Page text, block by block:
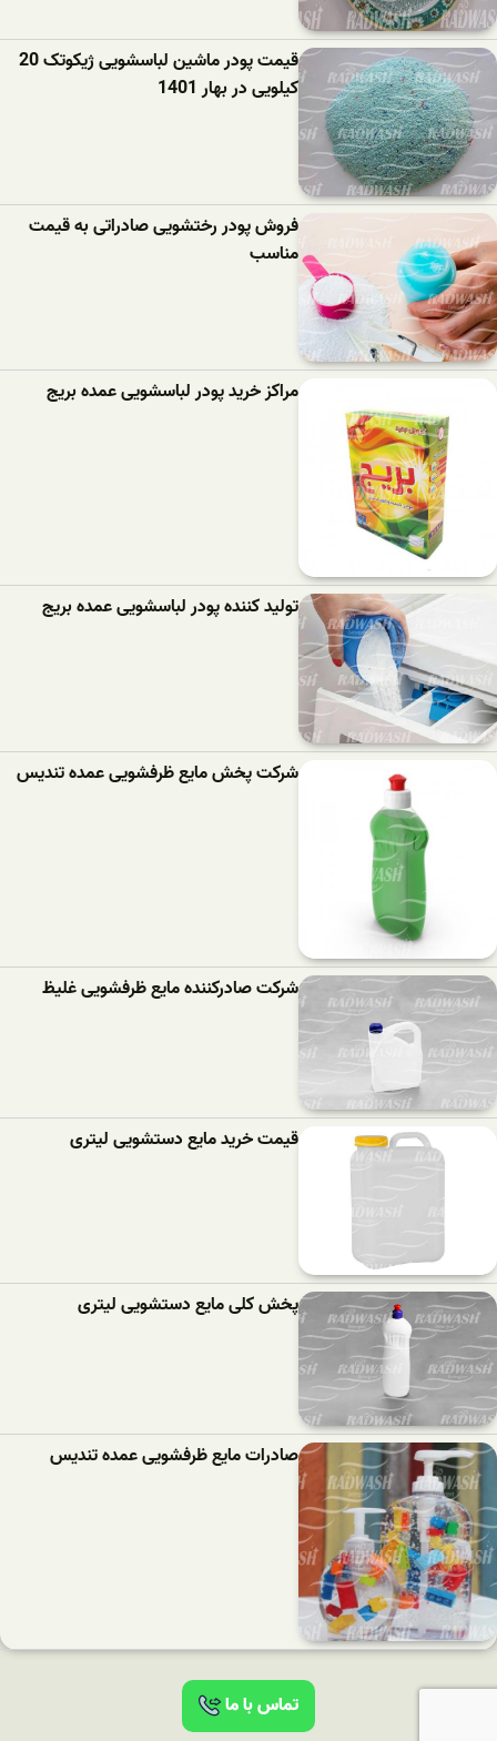
قیمت پودر ماشین لباسشویی ژیکوتک 20
کیلویی در بهار 1401
فروش پودر رختشویی صادراتی به قیمت
مناسب
مراکز خرید پودر لباسشویی عمده بریج
تولید کننده پودر لباسشویی عمده بریج
شرکت پخش مایع ظرفشویی عمده تندیس
شرکت صادرکننده مایع ظرفشویی غلیظ
قیمت خرید مایع دستشویی لیتری
پخش کلی مایع دستشویی لیتری
صادرات مایع ظرفشویی عمده تندیس
تماس با ما